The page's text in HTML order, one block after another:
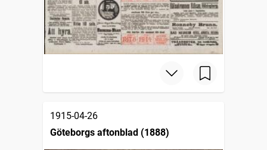
1915-04-26
Göteborgs aftonblad (1888)